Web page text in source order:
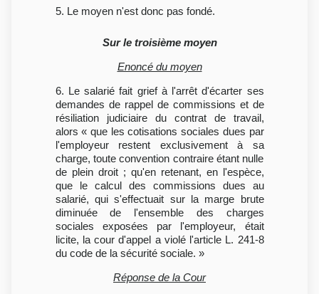
5. Le moyen n'est donc pas fondé.
Sur le troisième moyen
Enoncé du moyen
6. Le salarié fait grief à l'arrêt d'écarter ses
demandes de rappel de commissions et de
résiliation judiciaire du contrat de travail,
alors « que les cotisations sociales dues par
l'employeur restent exclusivement à sa
charge, toute convention contraire étant nulle
de plein droit ; qu'en retenant, en l'espèce,
que le calcul des commissions dues au
salarié, qui s'effectuait sur la marge brute
diminuée de l'ensemble des charges
sociales exposées par l'employeur, était
licite, la cour d'appel a violé l'article L. 241-8
du code de la sécurité sociale. »
Réponse de la Cour